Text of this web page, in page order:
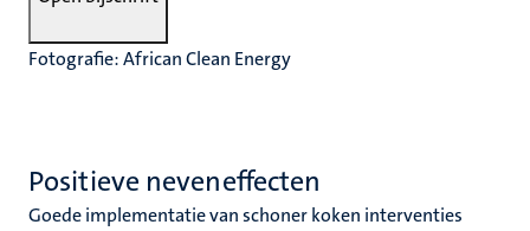
Fotografie: African Clean Energy
Positieve neveneffecten
Goede implementatie van schoner koken interventies